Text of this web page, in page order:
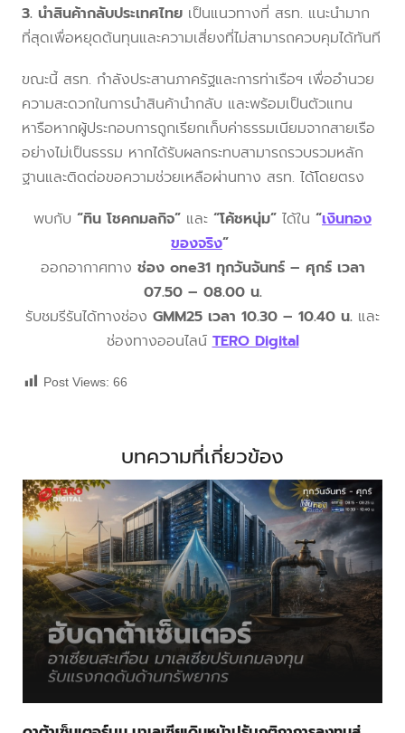
3. นำสินค้ากลับประเทศไทย เป็นแนวทางที่ สรท. แนะนำมาก
ที่สุดเพื่อหยุดต้นทุนและความเสี่ยงที่ไม่สามารถควบคุมได้ทันที
ขณะนี้ สรท. กำลังประสานภาครัฐและการท่าเรือฯ เพื่ออำนวย
ความสะดวกในการนำสินค้านำกลับ และพร้อมเป็นตัวแทน
หารือหากผู้ประกอบการถูกเรียกเก็บค่าธรรมเนียมจากสายเรือ
อย่างไม่เป็นธรรม หากได้รับผลกระทบสามารถรวบรวมหลัก
ฐานและติดต่อขอความช่วยเหลือผ่านทาง สรท. ได้โดยตรง
พบกับ “ทิน โชคกมลกิจ” และ “โค้ชหนุ่ม” ได้ใน “เงินทอง
ของจริง”
ออกอากาศทาง ช่อง one31 ทุกวันจันทร์ – ศุกร์ เวลา
07.50 – 08.00 น.
รับชมรีรันได้ทางช่อง GMM25 เวลา 10.30 – 10.40 น. และ
ช่องทางออนไลน์TERO Digital
Post Views: 66
บทความที่เกี่ยวข้อง